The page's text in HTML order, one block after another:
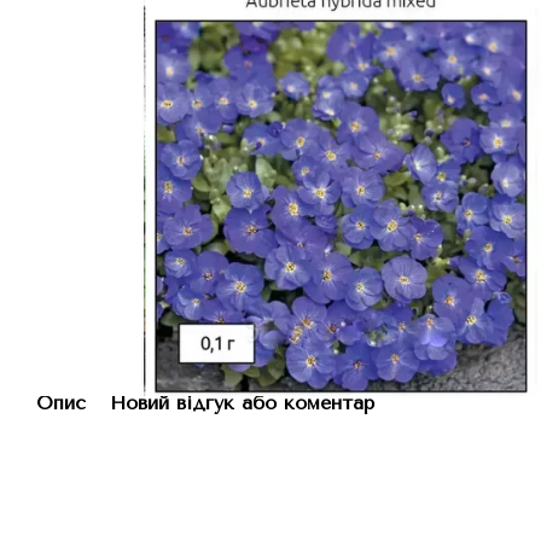
Опис Новий відгук або коментар